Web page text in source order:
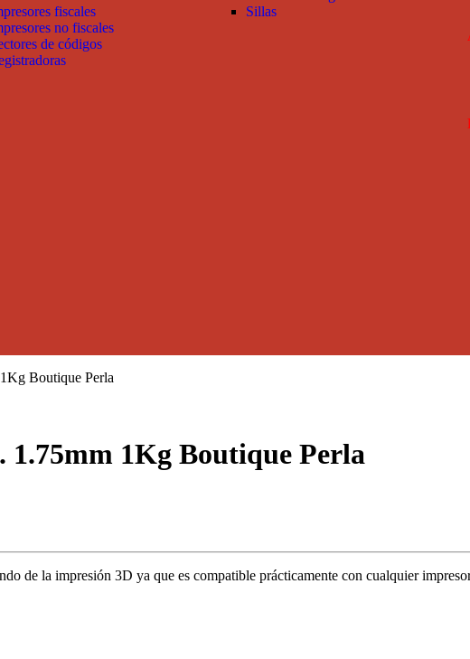
fiscales
no fiscales
de códigos
Sillas
Boutique Perla
1Kg Boutique Perla
de la impresión 3D ya que es compatible prácticamente con cualquier